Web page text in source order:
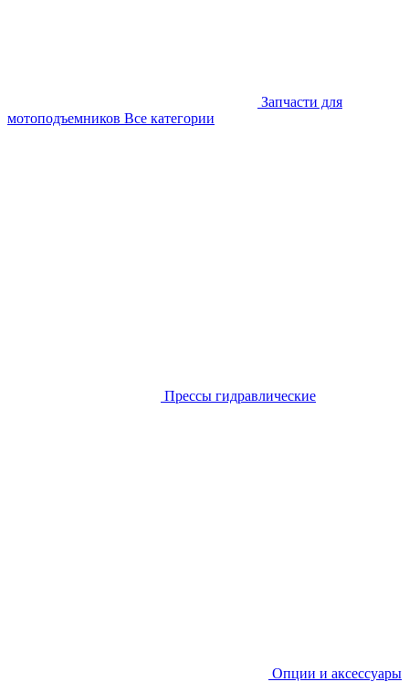
Запчасти для
мотоподъемников Все категории
Прессы гидравлические
Опции и аксессуары